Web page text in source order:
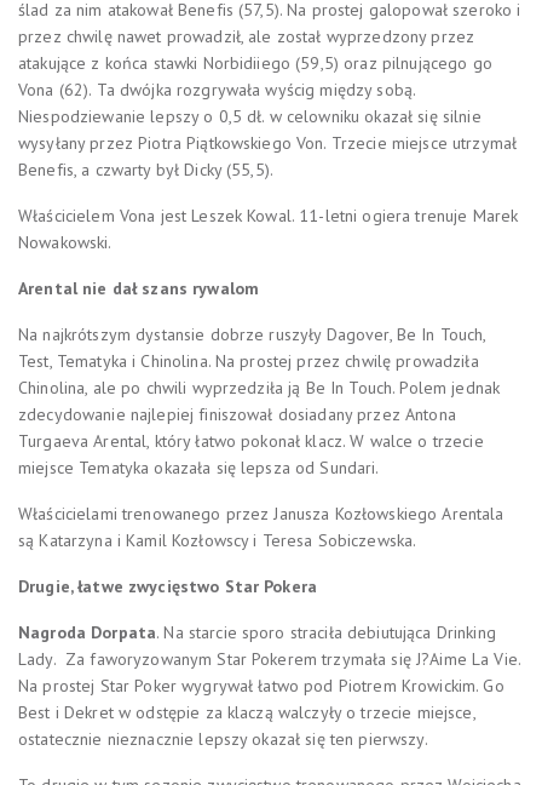
ślad za nim atakował Benefis (57,5). Na prostej galopował szeroko i
przez chwilę nawet prowadził, ale został wyprzedzony przez
atakujące z końca stawki Norbidiiego (59,5) oraz pilnującego go
Vona (62). Ta dwójka rozgrywała wyścig między sobą.
Niespodziewanie lepszy o 0,5 dł. w celowniku okazał się silnie
wysyłany przez Piotra Piątkowskiego Von. Trzecie miejsce utrzymał
Benefis, a czwarty był Dicky (55,5).
Właścicielem Vona jest Leszek Kowal. 11-letni ogiera trenuje Marek
Nowakowski.
Arental nie dał szans rywalom
Na najkrótszym dystansie dobrze ruszyły Dagover, Be In Touch,
Test, Tematyka i Chinolina. Na prostej przez chwilę prowadziła
Chinolina, ale po chwili wyprzedziła ją Be In Touch. Polem jednak
zdecydowanie najlepiej finiszował dosiadany przez Antona
Turgaeva Arental, który łatwo pokonał klacz. W walce o trzecie
miejsce Tematyka okazała się lepsza od Sundari.
Właścicielami trenowanego przez Janusza Kozłowskiego Arentala
są Katarzyna i Kamil Kozłowscy i Teresa Sobiczewska.
Drugie, łatwe zwycięstwo Star Pokera
Nagroda Dorpata. Na starcie sporo straciła debiutująca Drinking
Lady. Za faworyzowanym Star Pokerem trzymała się J?Aime La Vie.
Na prostej Star Poker wygrywał łatwo pod Piotrem Krowickim. Go
Best i Dekret w odstępie za klaczą walczyły o trzecie miejsce,
ostatecznie nieznacznie lepszy okazał się ten pierwszy.